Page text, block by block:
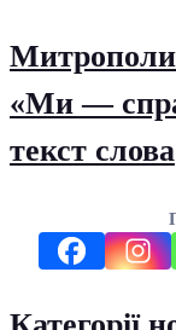
«Ми —
текст слова